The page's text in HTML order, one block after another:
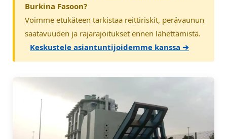
Burkina Fasoon?
Voimme etukäteen tarkistaa reittiriskit, perävaunun
saatavuuden ja rajarajoitukset ennen lähettämistä.
Keskustele asiantuntijoidemme kanssa ➔